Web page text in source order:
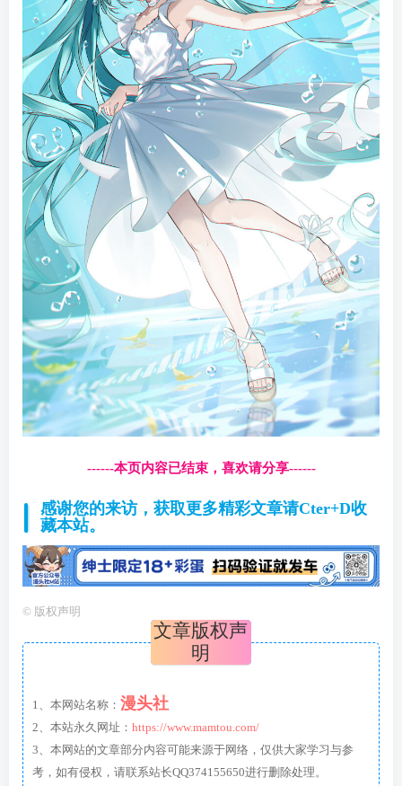
------本页内容已结束，喜欢请分享------
感谢您的来访，获取更多精彩文章请Cter+D收
藏本站。
© 版权声明
文章版权声
明
1、本网站名称： 漫头社
2、本站永久网址： https://www.mamtou.com/
3、本网站的文章部分内容可能来源于网络，仅供大家学习与参
考，如有侵权，请联系站长QQ374155650进行删除处理。